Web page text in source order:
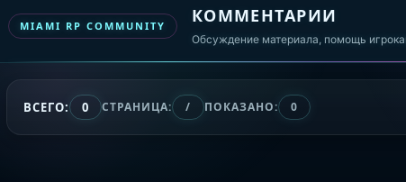
MIAMI RP COMMUNITY КОММЕНТАРИИ
Обсуждение материала, помощь
ВСЕГО: 0 СТРАНИЦА: / ПОКАЗАНО: 0